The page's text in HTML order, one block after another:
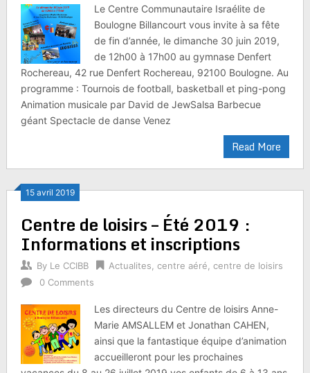
Le Centre Communautaire Israélite de
Boulogne Billancourt vous invite à sa fête
de fin d’année, le dimanche 30 juin 2019,
de 12h00 à 17h00 au gymnase Denfert
Rochereau, 42 rue Denfert Rochereau, 92100 Boulogne. Au
programme : Tournois de football, basketball et ping-pong
Animation musicale par David de JewSalsa Barbecue
géant Spectacle de danse Venez
Read More
15 avril 2019
Centre de loisirs – Été 2019 :
Informations et inscriptions
By Le CCIBB Actualites centre aéré centre de loisirs
0 Comments
Les directeurs du Centre de loisirs Anne-
Marie AMSALLEM et Jonathan CAHEN,
ainsi que la fantastique équipe d’animation
accueilleront pour les prochaines